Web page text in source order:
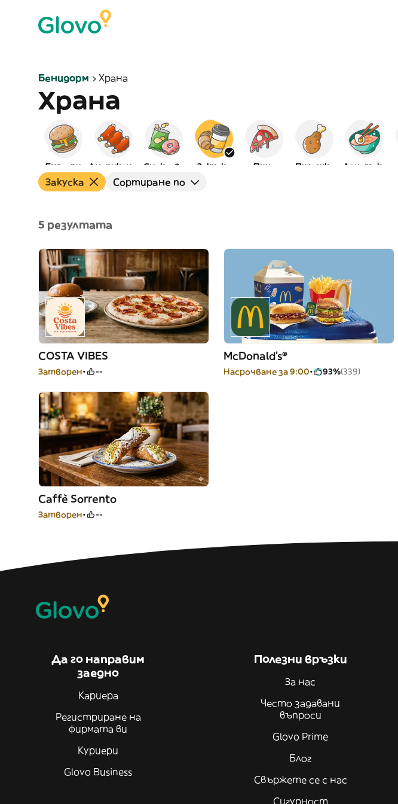
Бенидорм Храна
Храна
Бургери Снаксове Закуска Пица Пилешко Азиатска
Закуска Сортиране по
5 резултата
COSTA VIBES
Затворен --
McDonald's®
Насрочване за 9:00 93%(339)
Caffè Sorrento
Затворен --
Да го направим
заедно
Кариера
Регистриране на
фирмата ви
Куриери
Glovo Business
Полезни връзки
За нас
Често задавани
въпроси
Glovo Prime
Блог
Свържете се с нас
Сигурност